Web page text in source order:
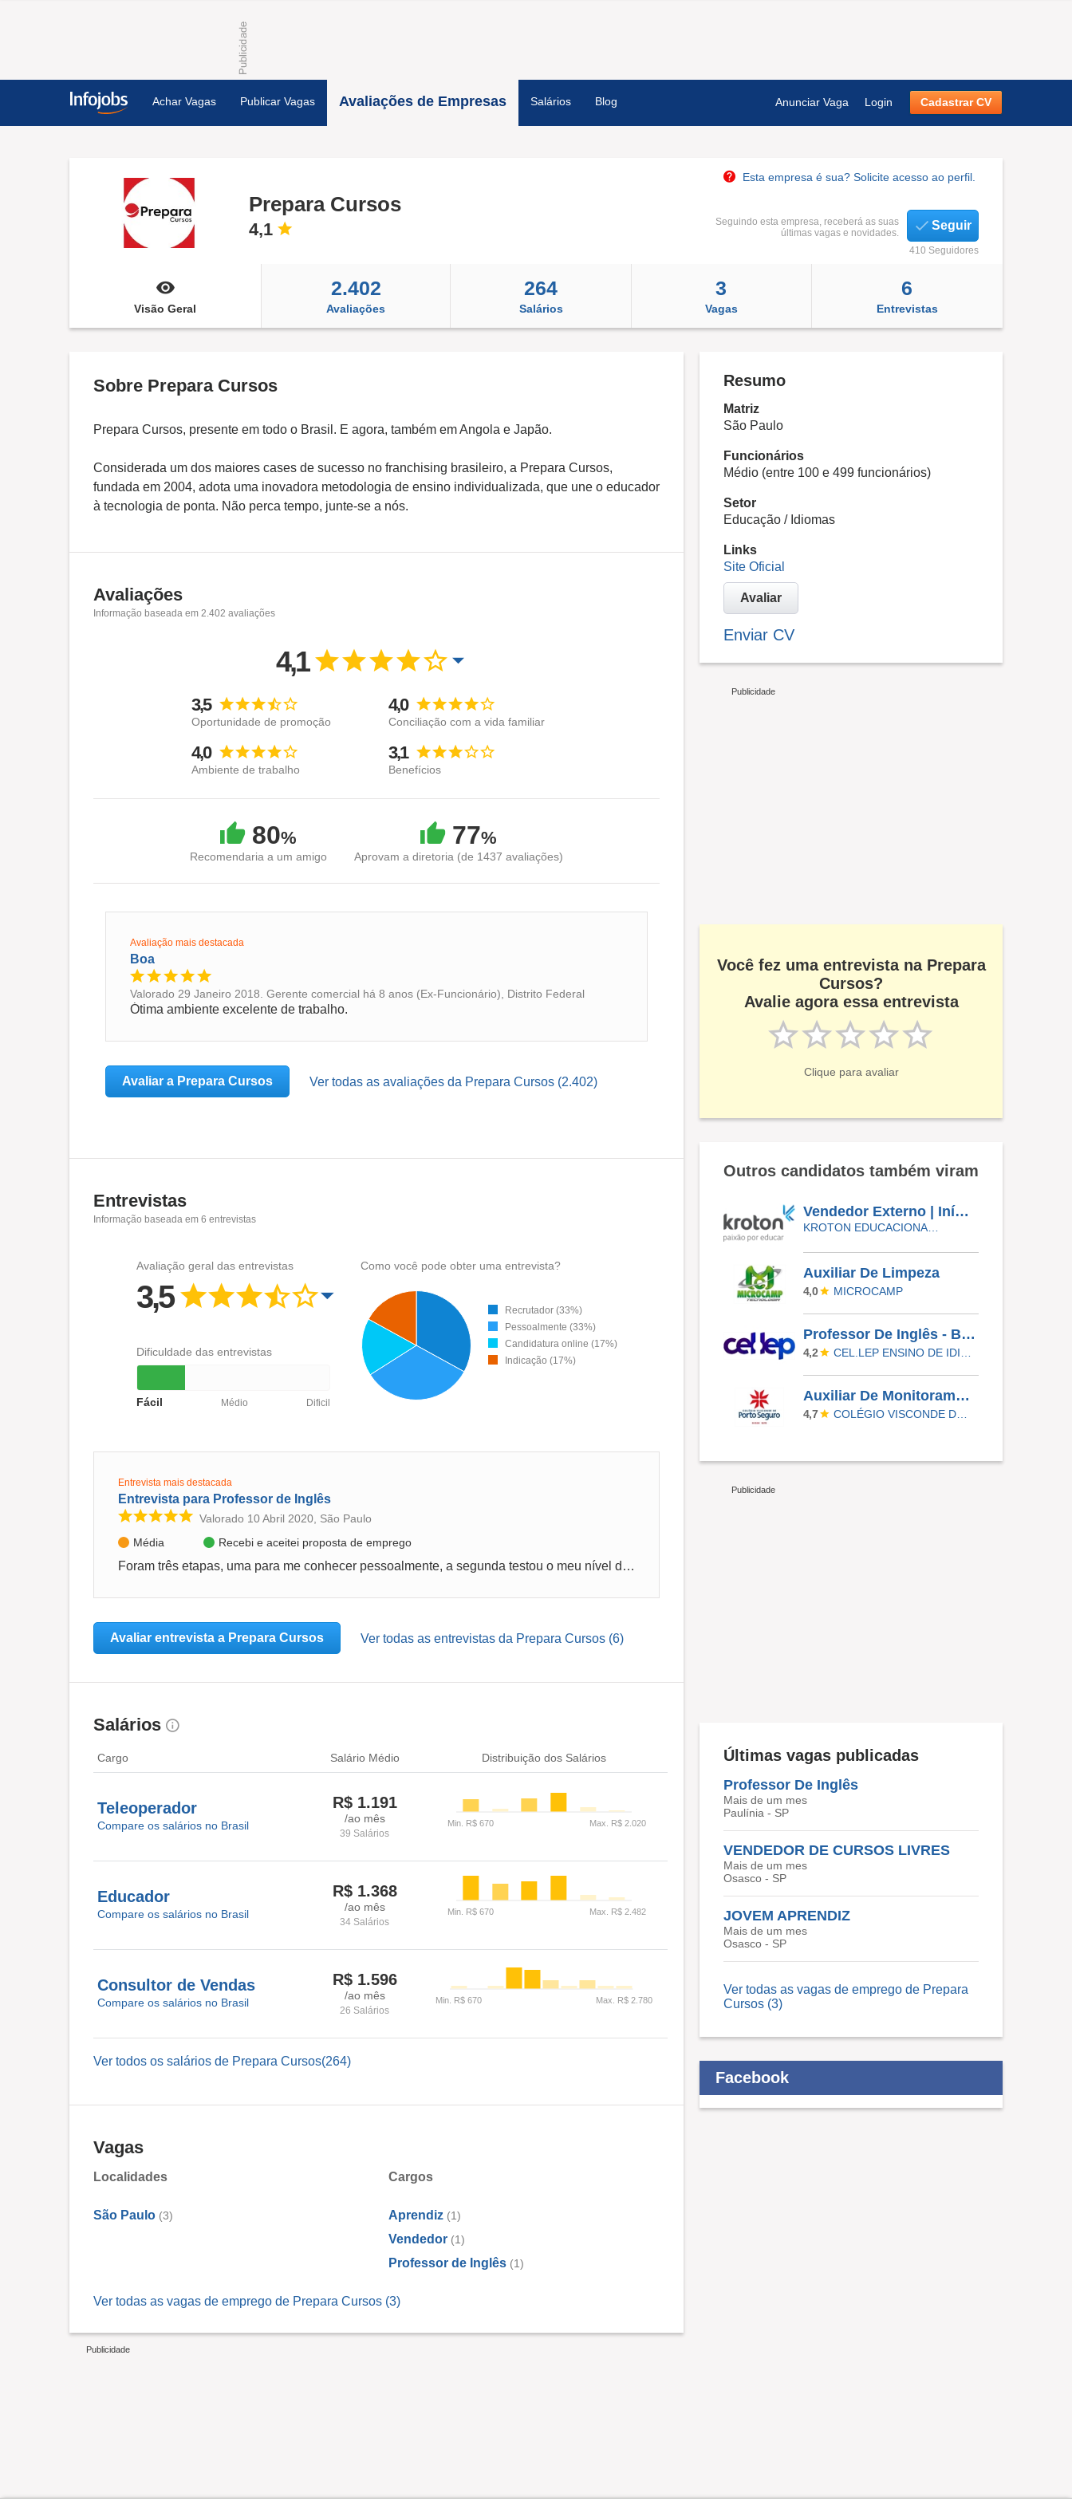
Achar Vagas Publicar Vagas Avaliações de Empresas Salários Blog Anunciar Vaga Login Cadastrar CV
Esta empresa é sua? Solicite acesso ao perfil.
Prepara Cursos
4,1
Seguindo esta empresa, receberá as suas
últimas vagas e novidades.
Seguir
410 Seguidores
Visão Geral
2.402
Avaliações
264
Salários
3
Vagas
6
Entrevistas
Sobre Prepara Cursos
Prepara Cursos, presente em todo o Brasil. E agora, também em Angola e Japão.
Considerada um dos maiores cases de sucesso no franchising brasileiro, a Prepara Cursos,
fundada em 2004, adota uma inovadora metodologia de ensino individualizada, que une o educador
à tecnologia de ponta. Não perca tempo, junte-se a nós.
Avaliações
Informação baseada em 2.402 avaliações
4,1
3,5
Oportunidade de promoção
4,0
Conciliação com a vida familiar
4,0
Ambiente de trabalho
3,1
Benefícios
80%
Recomendaria a um amigo
77%
Aprovam a diretoria (de 1437 avaliações)
Avaliação mais destacada
Boa
Valorado 29 Janeiro 2018. Gerente comercial há 8 anos (Ex-Funcionário), Distrito Federal
Ótima ambiente excelente de trabalho.
Avaliar a Prepara Cursos Ver todas as avaliações da Prepara Cursos (2.402)
Entrevistas
Informação baseada em 6 entrevistas
Avaliação geral das entrevistas
3,5
Dificuldade das entrevistas
Fácil Médio Dificil
Como você pode obter uma entrevista?
Recrutador (33%)
Pessoalmente (33%)
Candidatura online (17%)
Indicação (17%)
Entrevista mais destacada
Entrevista para Professor de Inglês
Valorado 10 Abril 2020, São Paulo
Média
Recebi e aceitei proposta de emprego
Foram três etapas, uma para me conhecer pessoalmente, a segunda testou o meu nível de inglês com uma prova Online e a terceira minha capacid...
Avaliar entrevista a Prepara Cursos Ver todas as entrevistas da Prepara Cursos (6)
Salários
Cargo Salário Médio Distribuição dos Salários
Teleoperador
Compare os salários no Brasil
R$ 1.191
/ao mês
39 Salários
Educador
Compare os salários no Brasil
R$ 1.368
/ao mês
34 Salários
Consultor de Vendas
Compare os salários no Brasil
R$ 1.596
/ao mês
26 Salários
Ver todos os salários de Prepara Cursos(264)
Vagas
Localidades
São Paulo (3)
Cargos
Aprendiz (1)
Vendedor (1)
Professor de Inglês (1)
Ver todas as vagas de emprego de Prepara Cursos (3)
Resumo
Matriz
São Paulo
Funcionários
Médio (entre 100 e 499 funcionários)
Setor
Educação / Idiomas
Links
Site Oficial
Avaliar
Enviar CV
Você fez uma entrevista na Prepara
Cursos?
Avalie agora essa entrevista
Clique para avaliar
Outros candidatos também viram
Vendedor Externo | Início Imediato - SUMARÉ
KROTON EDUCACIONAL VALINHOS
Auxiliar De Limpeza
4,0 MICROCAMP
Professor De Inglês - Barueri
4,2
Auxiliar De Monitoramento Eletrônico
4,7
Últimas vagas publicadas
Professor De Inglês
Mais de um mes
Paulínia - SP
VENDEDOR DE CURSOS LIVRES
Mais de um mes
Osasco - SP
JOVEM APRENDIZ
Mais de um mes
Osasco - SP
Ver todas as vagas de emprego de Prepara
Cursos (3)
Facebook